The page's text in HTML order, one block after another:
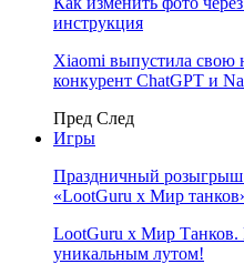
инструкция
Xiaomi выпустила свою
конкурент ChatGPT и
Пред След
Игры
Праздничный
«LootGuru х Мир
LootGuru x Мир Танков.
уникальным лутом!